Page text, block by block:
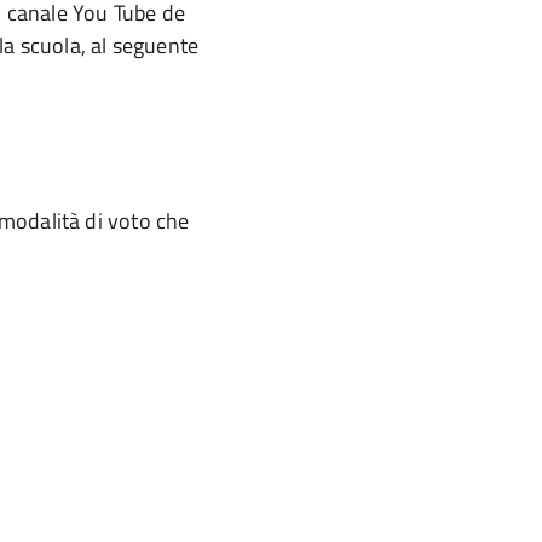
You Tube de
scuola, al seguente
di voto che